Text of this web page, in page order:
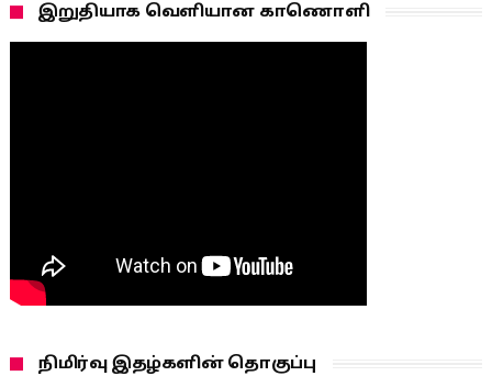
இறுதியாக வெளியான காணொளி
நிமிர்வு இதழ்களின் தொகுப்பு